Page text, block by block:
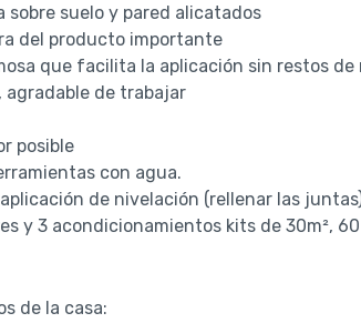
sobre suelo y pared alicatados
del producto importante
que facilita la aplicación sin restos de
agradable de trabajar
posible
con agua.
de nivelación (rellenar las
y 3 acondicionamientos kits de 30m², 60
de la casa: